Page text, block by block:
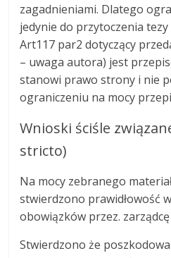
zagadnieniami. Dlatego
jedynie do przytoczenia
Art117 par2 dotyczący
– uwaga autora) jest
stanowi prawo strony i nie
ograniczeniu na mocy
Wnioski ściśle
stricto)
Na mocy zebranego
stwierdzono prawidłowość
obowiązków przez.
Stwierdzono że